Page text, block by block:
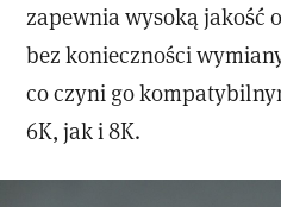
zapewnia wysoką jakość
bez konieczności
co czyni go
6K, jak i 8K.